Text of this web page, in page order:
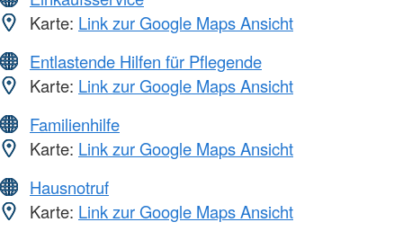
Karte: Link zur Google Maps Ansicht
Entlastende Hilfen für Pflegende
Karte: Link zur Google Maps Ansicht
Familienhilfe
Karte: Link zur Google Maps Ansicht
Hausnotruf
Karte: Link zur Google Maps Ansicht